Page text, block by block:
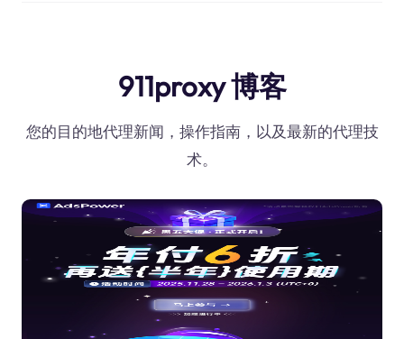
911proxy 博客
您的目的地代理新闻，操作指南，以及最新的代理技
术。